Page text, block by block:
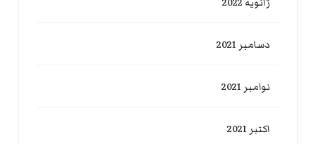
دسامبر 2021
نوامبر 2021
اکتبر 2021